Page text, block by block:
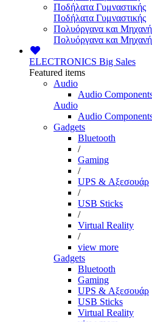
Ποδήλατα Γυμναστικής
Ποδήλατα Γυμναστικής
Πολυόργανα και
Πολυόργανα και
ELECTRONICS Big Sales
Featured items
Audio
Audio
Audio
Audio
Gadgets
Bluetooth
/
Gaming
/
UPS & Αξεσουάρ
/
USB Sticks
/
Virtual Reality
/
view more
Gadgets
Bluetooth
Gaming
UPS & Αξεσουάρ
USB Sticks
Virtual Reality